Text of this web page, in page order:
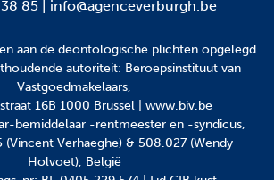
85
info@agenceverburgh.be
aan de deontologische plichtenopgelegd
autoriteit: Beroepsinstituut van
Vastgoedmakelaars,
16B 1000 Brussel | www.biv.be
bemiddelaar -rentmeester en -syndicus,
(Vincent Verhaeghe) & 508.027 (Wendy
Holvoet), België